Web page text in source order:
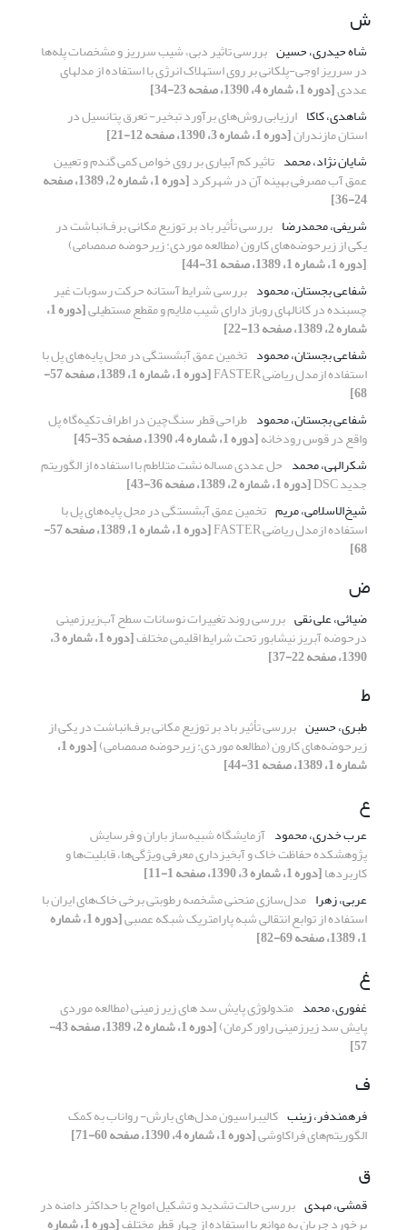
ش
شاه حیدری، حسین بررسی تاثیر دبی، شیب سرریز و مشخصات پله‌ها
در سرریز اوجی-پلکانی بر روی استهلاک انرژی با استفاده از مدلهای
عددی[دوره 1، شماره 4، 1390، صفحه 23-34]
شاهدی، کاکا ارزیابی روش‌های برآورد تبخیر- تعرق پتانسیل در
استان مازندران[دوره 1، شماره 3، 1390، صفحه 12-21]
شایان نژاد، محمد تاثیر کم آبیاری بر روی خواص کمی گندم و تعیین
عمق آب مصرفی بهینه آن در شهرکرد [دوره 1، شماره 2، 1389، صفحه
24-36]
شریفی، محمدرضا بررسی تأثیر باد بر توزیع مکانی برف‌انباشت در
یکی از زیرحوضه‌های کارون (مطالعه موردی: زیرحوضه صمصامی)
[دوره 1، شماره 1، 1389، صفحه 31-44]
شفاعی بجستان، محمود بررسی شرایط آستانه حرکت رسوبات غیر
چسبنده در کانالهای روباز دارای شیب ملایم و مقطع مستطیلی [دوره 1،
شماره 2، 1389، صفحه 13-22]
شفاعی بجستان، محمود تخمین عمق آبشستگی در محل پایه‌های پل با
استفاده ازمدل ریاضی FASTER [دوره 1، شماره 1، 1389، صفحه 57-
68]
شفاعی بجستان، محمود طراحی قطر سنگ‌چین در اطراف تکیه‌گاه پل
واقع در قوس رودخانه[دوره 1، شماره 4، 1390، صفحه 35-45]
شکرالهی، محمد حل عددی مساله نشت متلاطم با استفاده از الگوریتم
جدید DSC
[دوره 1، شماره 2، 1389، صفحه 36-43]
شیخ‌الاسلامی، مریم تخمین عمق آبشستگی در محل پایه‌های پل با
استفاده ازمدل ریاضی FASTER [دوره 1، شماره 1، 1389، صفحه 57-
68]
ض
ضیائی، علی نقی بررسی روند تغییرات نوسانات سطح آب‌زیرزمینی‌
درحوضه آبریز نیشابور تحت شرایط اقلیمی مختلف [دوره 1، شماره 3،
1390، صفحه 22-37]
ط
طبری، حسین بررسی تأثیر باد بر توزیع مکانی برف‌انباشت در یکی از
زیرحوضه‌های کارون (مطالعه موردی: زیرحوضه صمصامی) [دوره 1،
شماره 1، 1389، صفحه 31-44]
ع
عرب خدری، محمود آزمایشگاه شبیه‌ساز باران و فرسایش
پژوهشکده حفاظت خاک و آبخیزداری معرفی ویژگی‌‌ها، قابلیت‌‌ها و
کاربردها[دوره 1، شماره 3، 1390، صفحه 1-11]
عربی، زهرا مدل‌سازی منحنی مشخصه رطوبتی برخی خاک‌های ایران با
استفاده از توابع انتقالی شبه پارامتریک شبکه عصبی [دوره 1، شماره
1، 1389، صفحه 69-82]
غ
غفوری، محمد متدولوژی پایش سد های زیر زمینی (مطالعه موردی
پایش سد زیرزمینی راور کرمان) [دوره 1، شماره 2، 1389، صفحه 43-
57]
ف
فرهمندفر، زینب کالیبراسیون مدل‌های بارش- رواناب به کمک
الگوریتم‌های فراکاوشی[دوره 1، شماره 4، 1390، صفحه 60-71]
ق
قمشی، مهدی بررسی حالت تشدید و تشکیل امواج با حداکثر دامنه در
برخورد جریان به موانع با استفاده از چهار قطر مختلف [دوره 1، شماره